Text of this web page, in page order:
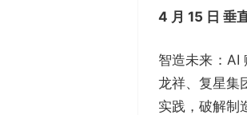
4 月 15 日 垂
智造未来：AI
龙祥、复星集
实践，破解制